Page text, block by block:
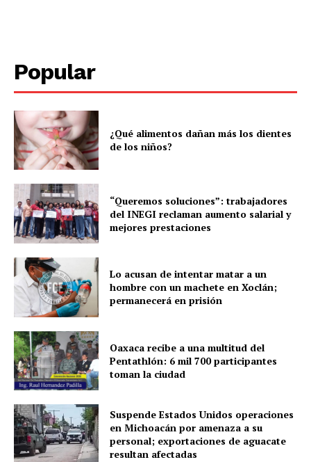
Menú
Yucatán
Sociedad y Negocios
Policíacas
Deportes
Política
Municipios
Popular
¿Qué alimentos dañan más los dientes
de los niños?
“Queremos soluciones”: trabajadores
del INEGI reclaman aumento salarial y
mejores prestaciones
Lo acusan de intentar matar a un
hombre con un machete en Xoclán;
permanecerá en prisión
Oaxaca recibe a una multitud del
Pentathlón: 6 mil 700 participantes
toman la ciudad
Suspende Estados Unidos operaciones
en Michoacán por amenaza a su
personal; exportaciones de aguacate
resultan afectadas